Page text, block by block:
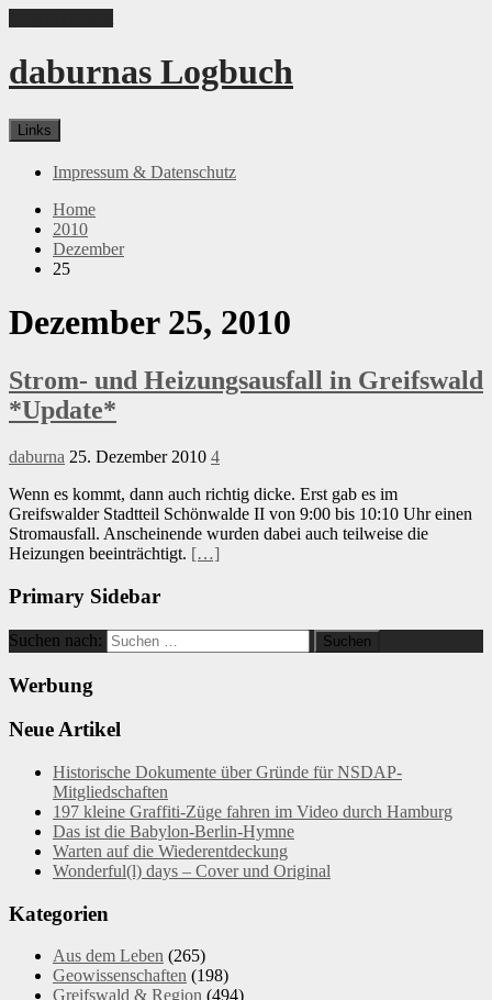
daburnas Logbuch
Links
Impressum & Datenschutz
Home
2010
Dezember
25
Dezember 25, 2010
Strom- und Heizungsausfall in Greifswald
*Update*
daburna 25. Dezember 2010 4
Wenn es kommt, dann auch richtig dicke. Erst gab es im
Greifswalder Stadtteil Schönwalde II von 9:00 bis 10:10 Uhr einen
Stromausfall. Anscheinende wurden dabei auch teilweise die
Heizungen beeinträchtigt. […]
Primary Sidebar
Suchen nach:
Werbung
Neue Artikel
Historische Dokumente über Gründe für NSDAP-
Mitgliedschaften
197 kleine Graffiti-Züge fahren im Video durch Hamburg
Das ist die Babylon-Berlin-Hymne
Warten auf die Wiederentdeckung
Wonderful(l) days – Cover und Original
Kategorien
Aus dem Leben (265)
Geowissenschaften (198)
Greifswald & Region (494)